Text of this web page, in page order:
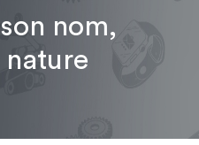
nom,
nature